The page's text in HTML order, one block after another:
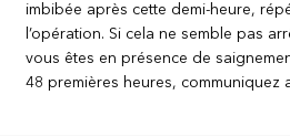
imbibée après cette demi-heure,
l’opération. Si cela ne semble pas
vous êtes en présence de
48 premières heures, communiquez